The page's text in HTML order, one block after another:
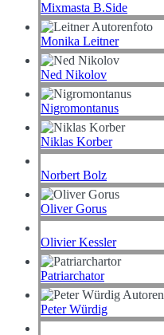
Mixmasta B.Side
Monika Leitner
Ned Nikolov
Nigromontanus
Niklas Korber
Norbert Bolz
Oliver Gorus
Olivier Kessler
Patriarchator
Peter Würdig